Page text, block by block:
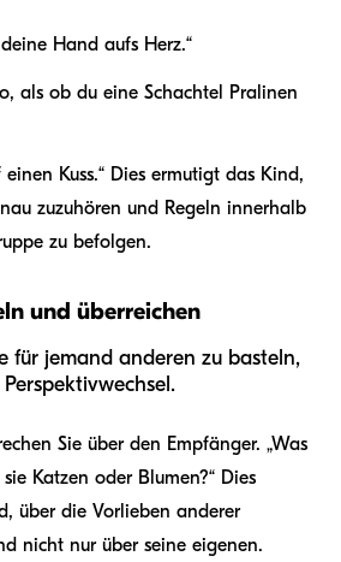
Hand aufs Herz.“
als ob du eine Schachtel Pralinen
Kuss.“ Dies ermutigt das Kind,
zuzuhören und Regeln innerhalb
zu befolgen.
und überreichen
für jemand anderen zu basteln,
Sie über den Empfänger. „Was
Katzen oder Blumen?“ Dies
über die Vorlieben anderer
nicht nur über seine eigenen.